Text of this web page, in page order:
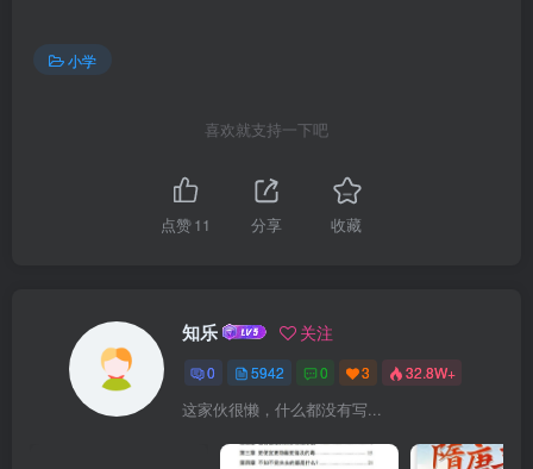
小学
喜欢就支持一下吧
点赞11 分享 收藏
知乐 关注
0 5942 0 3 32.8W+
这家伙很懒，什么都没有写...